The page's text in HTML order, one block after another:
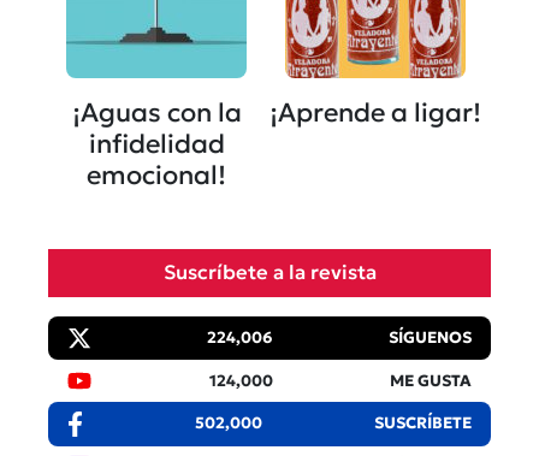
¡Aguas con la
infidelidad
emocional!
¡Aprende a ligar!
Suscríbete a la revista
224,006 SÍGUENOS
124,000 ME GUSTA
502,000 SUSCRÍBETE